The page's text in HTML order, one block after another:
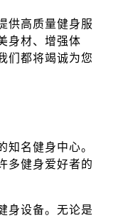
供高质量健身服
身材、增强体
们都将竭诚为您
知名健身中心。
多健身爱好者的
身设备。无论是